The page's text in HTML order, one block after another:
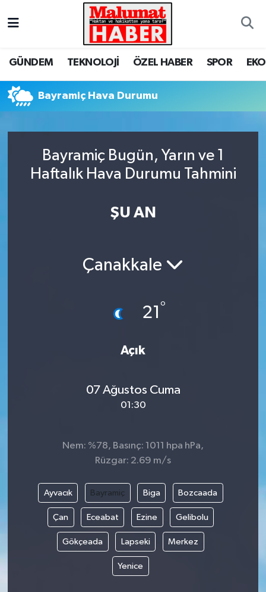
GÜNDEM TEKNOLOJİ ÖZEL HABER SPOR
Bayramiç Hava Durumu
Bayramiç Bugün, Yarın ve 1
Haftalık Hava Durumu Tahmini
ŞU AN
Çanakkale
21 °
Açık
07 Ağustos Cuma
01:30
Nem: %78, Basınç: 1011 hpa hPa,
Rüzgar: 2.69 m/s
Ayvacık Bayramiç Biga Bozcaada
Çan Eceabat Ezine Gelibolu
Gökçeada Lapseki Merkez
Yenice
Nöbetçi Eczaneler
Tüm Manşetler